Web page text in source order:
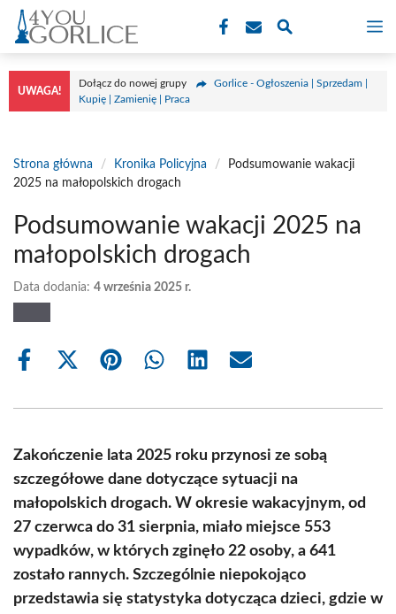
Przejdź
treści
UWAGA!
Dołącz do nowej grupy
Gorlice - Ogłoszenia | Sprzedam |
Kupię | Zamienię | Praca
Strona główna / Kronika Policyjna /
Podsumowanie wakacji
2025 na małopolskich drogach
Podsumowanie wakacji 2025 na
małopolskich drogach
Data dodania: 4 września 2025 r.
Share
Share
(Twitter)
Share Share Share Share
Zakończenie lata 2025 roku przynosi ze sobą
szczegółowe dane dotyczące sytuacji na
małopolskich drogach. W okresie wakacyjnym, od
27 czerwca do 31 sierpnia, miało miejsce 553
wypadków, w których zginęło 22 osoby, a 641
zostało rannych. Szczególnie niepokojąco
przedstawia się statystyka dotycząca dzieci, gdzie w